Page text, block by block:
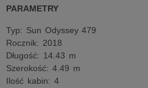
PARAMETRY
Typ: Sun Odyssey 479
Rocznik: 2018
Długość: 14.43 m
Szerokość: 4.49 m
Ilość kabin: 4